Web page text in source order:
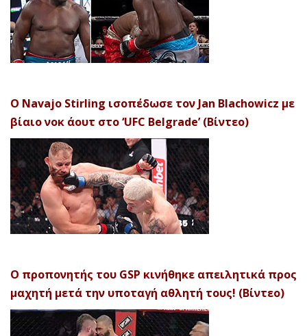
Ο Navajo Stirling ισοπέδωσε τον Jan Blachowicz με
βίαιο νοκ άουτ στο ‘UFC Belgrade’ (Βίντεο)
Ο προπονητής του GSP κινήθηκε απειλητικά προς
μαχητή μετά την υποταγή αθλητή τους! (Βίντεο)